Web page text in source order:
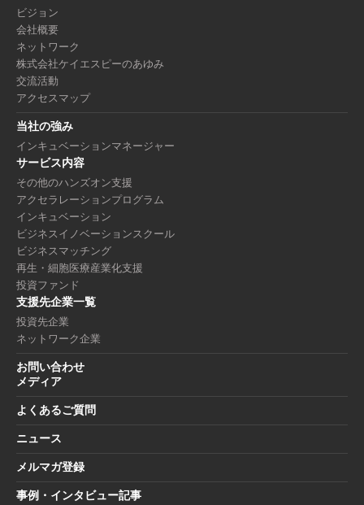
ビジョン
会社概要
ネットワーク
株式会社ケイエスピーのあゆみ
交流活動
アクセスマップ
当社の強み
インキュベーションマネージャー
サービス内容
その他のハンズオン支援
アクセラレーションプログラム
インキュベーション
ビジネスイノベーションスクール
ビジネスマッチング
再生・細胞医療産業化支援
投資ファンド
支援先企業一覧
投資先企業
ネットワーク企業
お問い合わせ
メディア
よくあるご質問
ニュース
メルマガ登録
事例・インタビュー記事